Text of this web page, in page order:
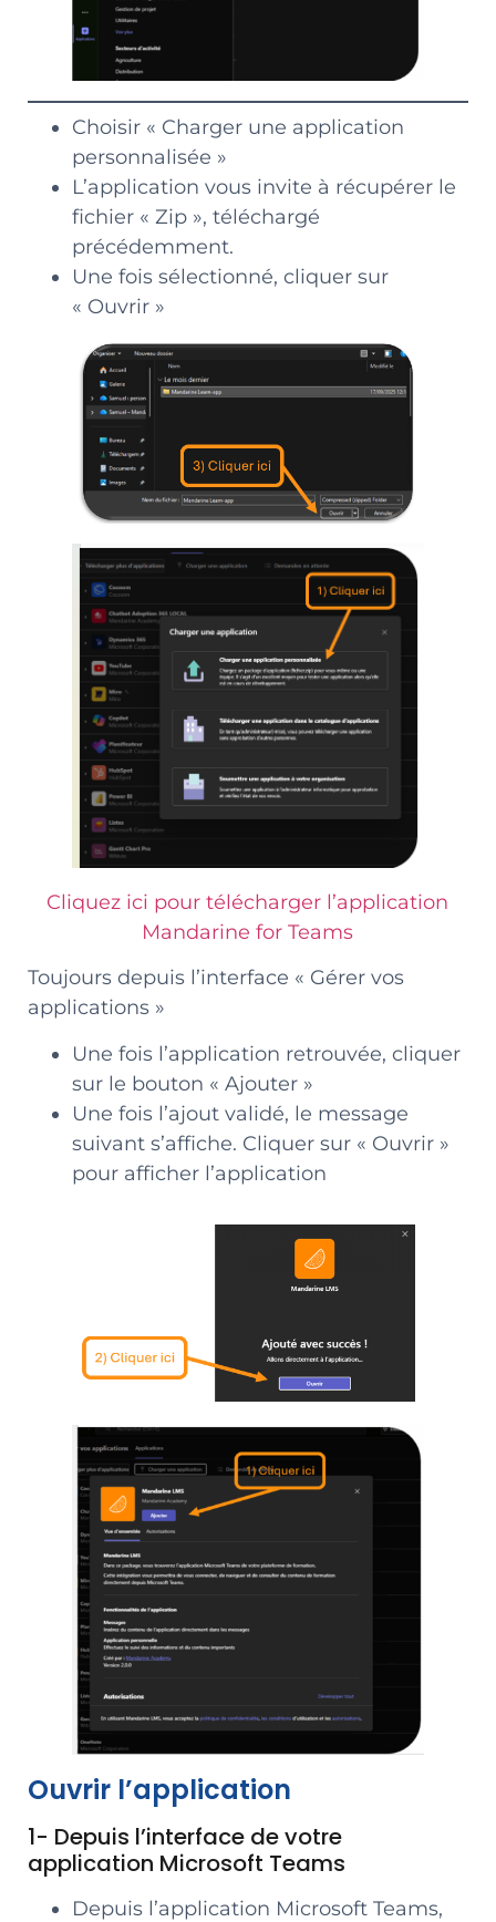
Choisir « Charger une application
personnalisée »
L’application vous invite à récupérer le
fichier « Zip », téléchargé
précédemment.
Une fois sélectionné, cliquer sur
« Ouvrir »
Cliquez ici pour télécharger l’application
Mandarine for Teams
Toujours depuis l’interface « Gérer vos
applications »
Une fois l’application retrouvée, cliquer
sur le bouton « Ajouter »
Une fois l’ajout validé, le message
suivant s’affiche. Cliquer sur « Ouvrir »
pour afficher l’application
Ouvrir l’application
1- Depuis l’interface de votre
application Microsoft Teams
Depuis l’application Microsoft Teams,